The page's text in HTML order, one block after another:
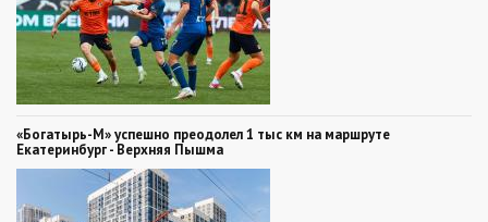
«Богатырь-М» успешно преодолел 1 тыс км на маршруте
Екатеринбург - Верхняя Пышма